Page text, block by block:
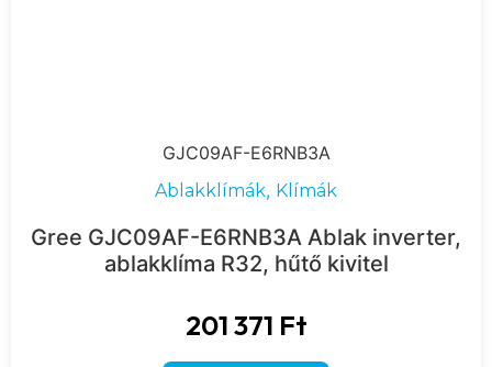
GJC09AF-E6RNB3A
Ablakklímák, Klímák
Gree GJC09AF-E6RNB3A Ablak inverter,
ablakklíma R32, hűtő kivitel
201 371 Ft